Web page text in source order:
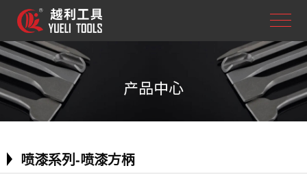
产品中心
喷漆系列-喷漆方柄